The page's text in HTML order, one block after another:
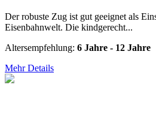
Der robuste Zug ist gut geeignet als
Eisenbahnwelt. Die kindgerecht...
Altersempfehlung: 6 Jahre - 12 Jahre
Mehr Details